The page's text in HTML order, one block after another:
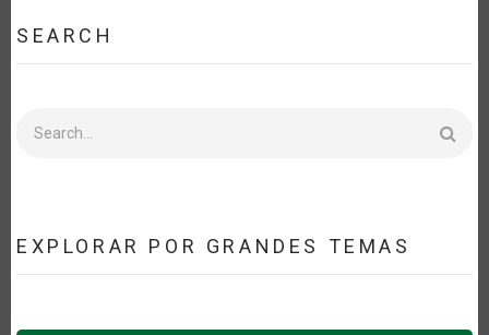
SEARCH
EXPLORAR POR GRANDES TEMAS